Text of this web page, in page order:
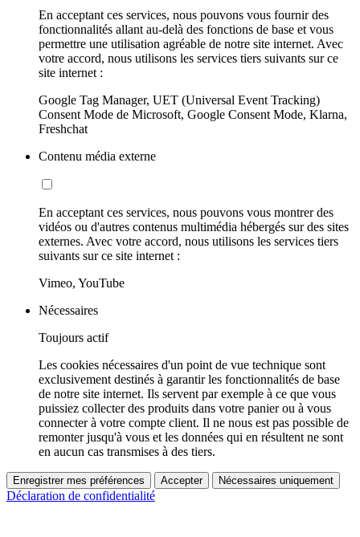
En acceptant ces services, nous pouvons vous fournir des
fonctionnalités allant au-delà des fonctions de base et vous
permettre une utilisation agréable de notre site internet. Avec
votre accord, nous utilisons les services tiers suivants sur ce
site internet :
Google Tag Manager, UET (Universal Event Tracking)
Consent Mode de Microsoft, Google Consent Mode, Klarna,
Freshchat
Contenu média externe
En acceptant ces services, nous pouvons vous montrer des
vidéos ou d'autres contenus multimédia hébergés sur des sites
externes. Avec votre accord, nous utilisons les services tiers
suivants sur ce site internet :
Vimeo, YouTube
Nécessaires
Toujours actif
Les cookies nécessaires d'un point de vue technique sont
exclusivement destinés à garantir les fonctionnalités de base
de notre site internet. Ils servent par exemple à ce que vous
puissiez collecter des produits dans votre panier ou à vous
connecter à votre compte client. Il ne nous est pas possible de
remonter jusqu'à vous et les données qui en résultent ne sont
en aucun cas transmises à des tiers.
Enregistrer mes préférences Accepter Nécessaires uniquement
Déclaration de confidentialité